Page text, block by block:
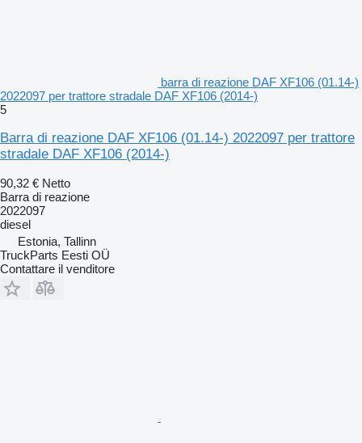
barra di reazione DAF XF106 (01.14-)
2022097 per trattore stradale DAF XF106 (2014-)
5
Barra di reazione DAF XF106 (01.14-) 2022097 per trattore
stradale DAF XF106 (2014-)
90,32 € Netto
Barra di reazione
2022097
diesel
Estonia, Tallinn
TruckParts Eesti OÜ
Contattare il venditore